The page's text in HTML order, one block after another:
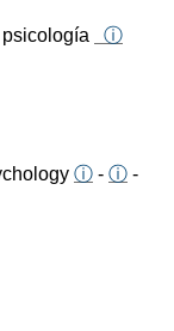
ⓘ
ⓘ - ⓘ -